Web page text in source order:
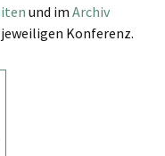
und im Archiv
Konferenz.